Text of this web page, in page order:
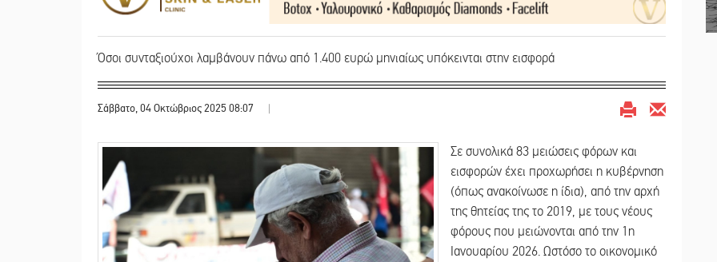
Όσοι συνταξιούχοι λαμβάνουν πάνω από 1.400 ευρώ μηνιαίως υπόκεινται στην εισφορά
Σάββατο, 04 Οκτώβριος 2025 08:07 |
Σε συνολικά 83 μειώσεις φόρων και
εισφορών έχει προχωρήσει η κυβέρνηση
(όπως ανακοίνωσε η ίδια), από την αρχή
της θητείας της το 2019, με τους νέους
φόρους που μειώνονται από την 1η
Ιανουαρίου 2026. Ωστόσο το οικονομικό